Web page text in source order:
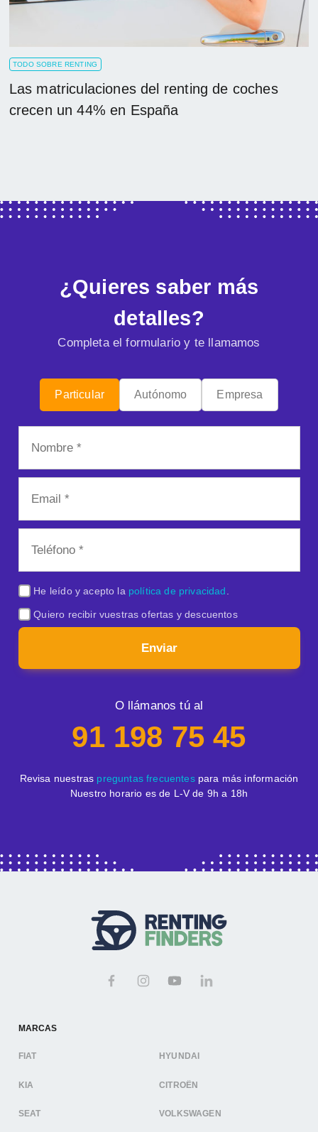
TODO SOBRE RENTING
Las matriculaciones del renting de coches
crecen un 44% en España
¿Quieres saber más
detalles?
Completa el formulario y te llamamos
Particular Autónomo Empresa
He leído y acepto la política de privacidad
Quiero recibir vuestras ofertas y descuentos
Enviar
O llámanos tú al
91 198 75 45
Revisa nuestras preguntas frecuentespara más información
Nuestro horario es de L-V de 9h a 18h
MARCAS
FIAT HYUNDAI
KIA CITROËN
SEAT VOLKSWAGEN